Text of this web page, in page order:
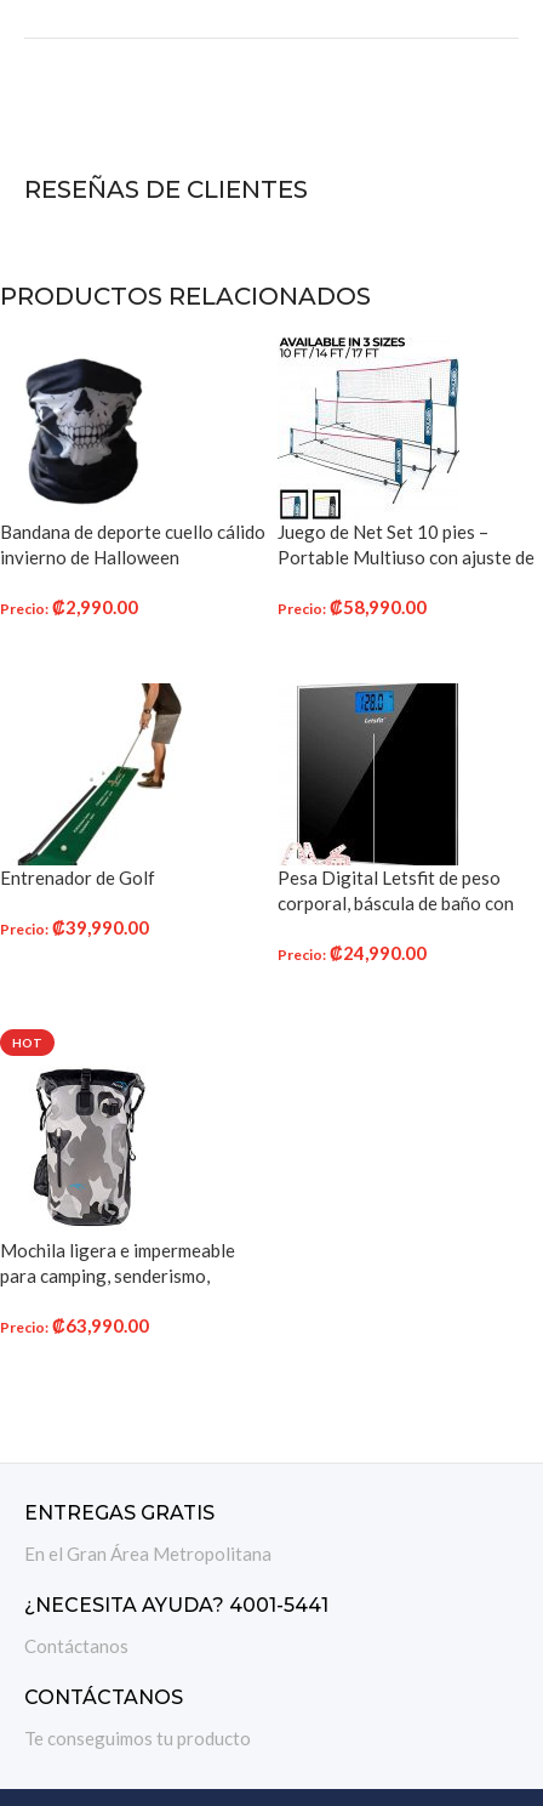
RESEÑAS DE CLIENTES
PRODUCTOS RELACIONADOS
Bandana de deporte cuello cálido
invierno de Halloween
Precio: ₡2,990.00
Juego de Net Set 10 pies –
Portable Multiuso con ajuste de
Tennis, Pickleball, Kids Volleyball
Precio: ₡58,990.00
Entrenador de Golf
Precio: ₡39,990.00
Pesa Digital Letsfit de peso
corporal, báscula de baño con
tecnología Step-On, medidas de
Precio: ₡24,990.00
HOT
Mochila ligera e impermeable
para camping, senderismo,
Precio: ₡63,990.00
ENTREGAS GRATIS
En el Gran Área Metropolitana
¿NECESITA AYUDA? 4001-5441
Contáctanos
CONTÁCTANOS
Te conseguimos tu producto